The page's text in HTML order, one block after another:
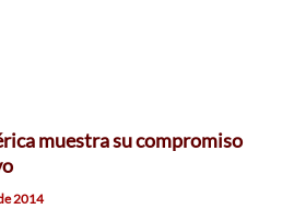
muestra su compromiso
2014